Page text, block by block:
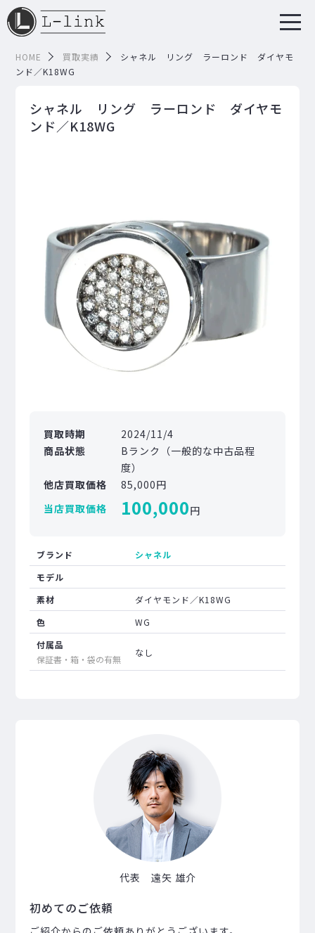
HOME 買取実績
シャネル リング ラーロンド ダイヤモ
ンド／K18WG
シャネル リング ラーロンド ダイヤモ
ンド／K18WG
買取時期
2024/11/4
商品状態
Bランク（一般的な中古品程
度）
他店買取価格
85,000円
当店買取価格
100,000円
ブランド
シャネル
モデル
素材
ダイヤモンド／K18WG
色
WG
付属品
保証書・箱・袋の有無
なし
代表 遠矢 雄介
初めてのご依頼